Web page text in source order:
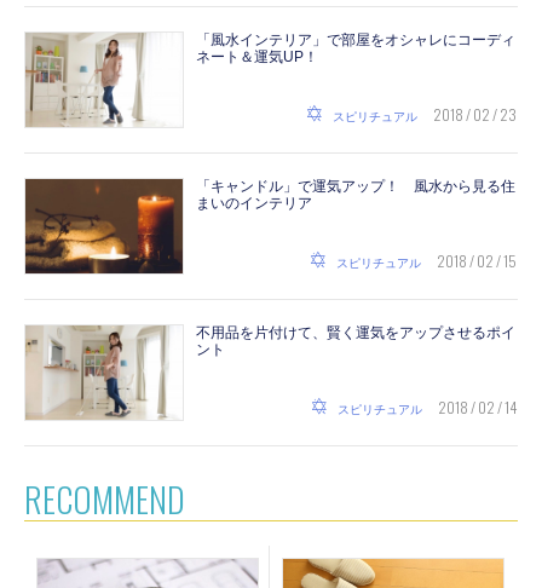
「風水インテリア」で部屋をオシャレにコーディ
ネート＆運気UP！
スピリチュアル 2018 / 02 / 23
「キャンドル」で運気アップ！ 風水から見る住
まいのインテリア
スピリチュアル 2018 / 02 / 15
不用品を片付けて、賢く運気をアップさせるポイ
ント
スピリチュアル 2018 / 02 / 14
RECOMMEND